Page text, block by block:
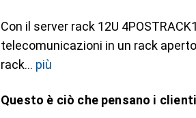
Con il server rack 12U
telecomunicazioni in un rack
rack
più
Questo è ciò che pensano i clienti